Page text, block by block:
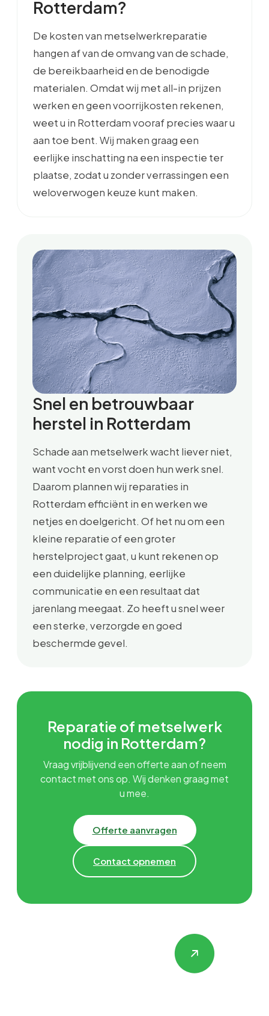
Rotterdam?
De kosten van metselwerkreparatie
hangen af van de omvang van de schade,
de bereikbaarheid en de benodigde
materialen. Omdat wij met all-in prijzen
werken en geen voorrijkosten rekenen,
weet u in Rotterdam vooraf precies waar u
aan toe bent. Wij maken graag een
eerlijke inschatting na een inspectie ter
plaatse, zodat u zonder verrassingen een
weloverwogen keuze kunt maken.
Snel en betrouwbaar
herstel in Rotterdam
Schade aan metselwerk wacht liever niet,
want vocht en vorst doen hun werk snel.
Daarom plannen wij reparaties in
Rotterdam efficiënt in en werken we
netjes en doelgericht. Of het nu om een
kleine reparatie of een groter
herstelproject gaat, u kunt rekenen op
een duidelijke planning, eerlijke
communicatie en een resultaat dat
jarenlang meegaat. Zo heeft u snel weer
een sterke, verzorgde en goed
beschermde gevel.
Reparatie of metselwerk
nodig in Rotterdam?
Vraag vrijblijvend een offerte aan of neem
contact met ons op. Wij denken graag met
u mee.
Offerte aanvragen
Contact opnemen